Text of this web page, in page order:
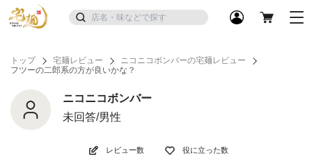
トップ 宅麺レビュー
ニコニコボンバーの宅麺レビュー
フツーの二郎系の方が良いかな？
ニコニコボンバー
未回答/男性
レビュー数 役に立った数